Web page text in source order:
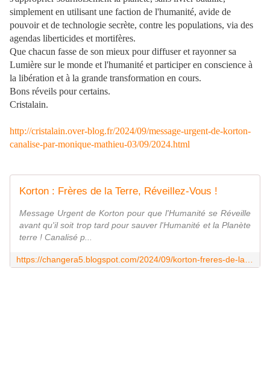
simplement en utilisant une faction de l'humanité, avide de
pouvoir et de technologie secrète, contre les populations, via des
agendas liberticides et mortifères.
Que chacun fasse de son mieux pour diffuser et rayonner sa
Lumière sur le monde et l'humanité et participer en conscience à
la libération et à la grande transformation en cours.
Bons réveils pour certains.
Cristalain.
http://cristalain.over-blog.fr/2024/09/message-urgent-de-korton-
canalise-par-monique-mathieu-03/09/2024.html
Korton : Frères de la Terre, Réveillez-Vous !
Message Urgent de Korton pour que l'Humanité se Réveille
avant qu'il soit trop tard pour sauver l'Humanité et la Planète
terre ! Canalisé p...